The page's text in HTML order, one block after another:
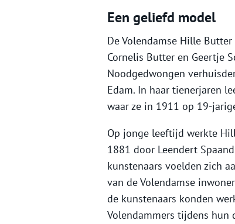
Een geliefd model
De Volendamse Hille
Cornelis Butter en Geertje
Noodgedwongen
Edam. In haar tienerjaren
waar ze in 1911 op 19-
Op jonge leeftijd werkte
1881 door Leendert
kunstenaars voelden zich
van de Volendamse
de kunstenaars konden
Volendammers tijdens hun